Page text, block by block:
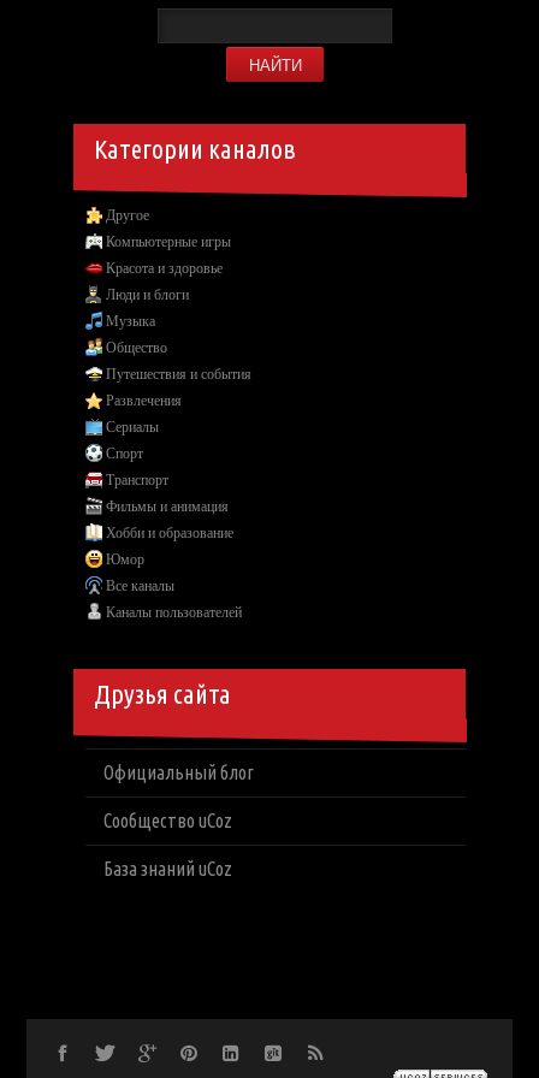
Категории каналов
Другое
Компьютерные игры
Красота и здоровье
Люди и блоги
Музыка
Общество
Путешествия и события
Развлечения
Сериалы
Спорт
Транспорт
Фильмы и анимация
Хобби и образование
Юмор
Все каналы
Каналы пользователей
Друзья сайта
Официальный блог
Сообщество uCoz
База знаний uCoz